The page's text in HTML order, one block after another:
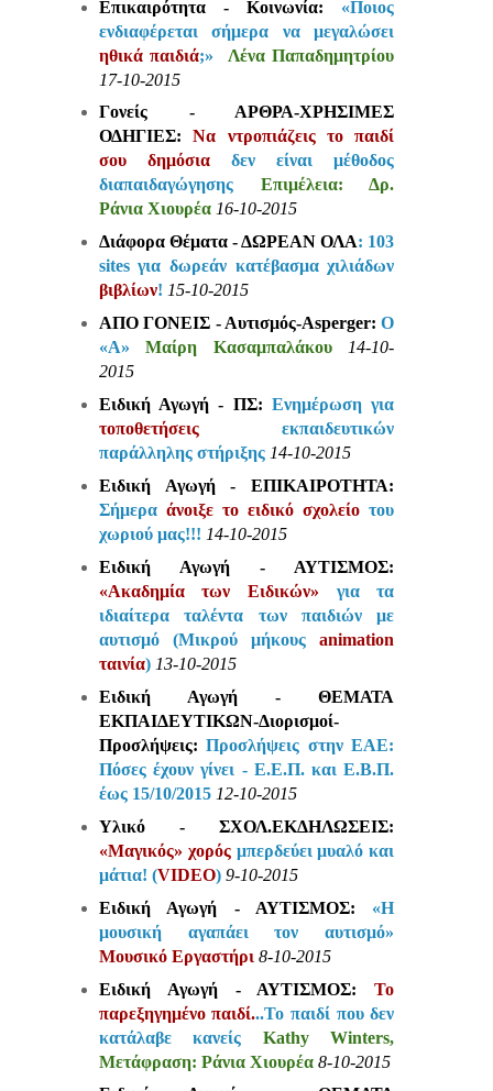
Επικαιρότητα - Κοινωνία: «Ποιoς
ενδιαφέρεται σήμερα να μεγαλώσει
ηθικά παιδιά;» Λένα Παπαδημητρίου
17-10-2015
Γονείς - ΑΡΘΡΑ-ΧΡΗΣΙΜΕΣ
ΟΔΗΓΙΕΣ:
Να ντροπιάζεις το παιδί
σου δημόσιαδεν είναι μέθοδος
διαπαιδαγώγησης Επιμέλεια: Δρ.
Ράνια Χιουρέα 16-10-2015
Διάφορα Θέματα - ΔΩΡΕΑΝ ΟΛΑ: 103
sites για δωρεάν κατέβασμα χιλιάδων
βιβλίων! 15-10-2015
ΑΠΟ ΓΟΝΕΙΣ - Αυτισμός-Asperger: Ο
«Α»Μαίρη Κασαμπαλάκου 14-10-
2015
Ειδική Αγωγή - ΠΣ:Ενημέρωση για
τοποθετήσειςεκπαιδευτικών
παράλληλης στήριξης 14-10-2015
Ειδική Αγωγή - ΕΠΙΚΑΙΡΟΤΗΤΑ:
Σήμερα άνοιξε το ειδικό σχολείο του
χωριού μας!!! 14-10-2015
Ειδική Αγωγή - ΑΥΤΙΣΜΟΣ:
«Ακαδημία των Ειδικών» για τα
ιδιαίτερα ταλέντα των παιδιών με
αυτισμό (Μικρού μήκουςanimation
ταινία) 13-10-2015
Ειδική Αγωγή - ΘΕΜΑΤΑ
ΕΚΠΑΙΔΕΥΤΙΚΩΝ-Διορισμοί-
Προσλήψεις:Προσλήψεις στην ΕΑΕ:
Πόσες έχουν γίνει - Ε.Ε.Π. και Ε.Β.Π.
έως 15/10/2015 12-10-2015
Υλικό - ΣΧΟΛ.ΕΚΔΗΛΩΣΕΙΣ:
«Μαγικός» χορόςμπερδεύει μυαλό και
μάτια! (VIDEO) 9-10-2015
Ειδική Αγωγή - ΑΥΤΙΣΜΟΣ: «Η
μουσική αγαπάει τον αυτισμό»
Μουσικό Εργαστήρι 8-10-2015
Ειδική Αγωγή - ΑΥΤΙΣΜΟΣ:
To
παρεξηγημένο παιδί...Το παιδί που δεν
κατάλαβε κανείς Kathy Winters,
Μετάφραση: Ράνια Χιουρέα 8-10-2015